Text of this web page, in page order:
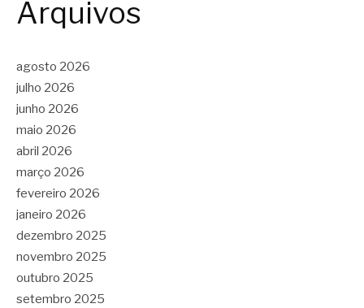
Arquivos
agosto 2026
julho 2026
junho 2026
maio 2026
abril 2026
março 2026
fevereiro 2026
janeiro 2026
dezembro 2025
novembro 2025
outubro 2025
setembro 2025